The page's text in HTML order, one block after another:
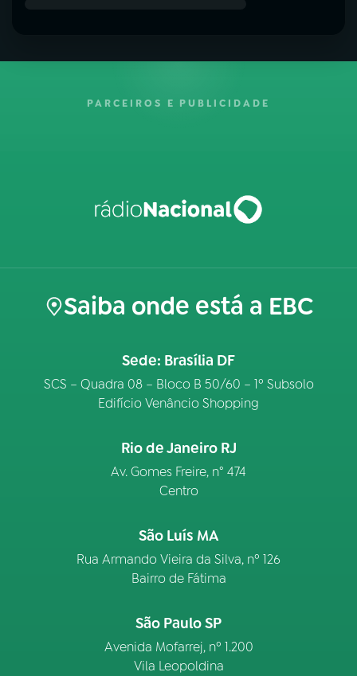
PARCEIROS E PUBLICIDADE
Saiba onde está a EBC
Sede: Brasília DF
SCS – Quadra 08 – Bloco B 50/60 – 1º Subsolo
Edifício Venâncio Shopping
Rio de Janeiro RJ
Av. Gomes Freire, n° 474
Centro
São Luís MA
Rua Armando Vieira da Silva, nº 126
Bairro de Fátima
São Paulo SP
Avenida Mofarrej, nº 1.200
Vila Leopoldina